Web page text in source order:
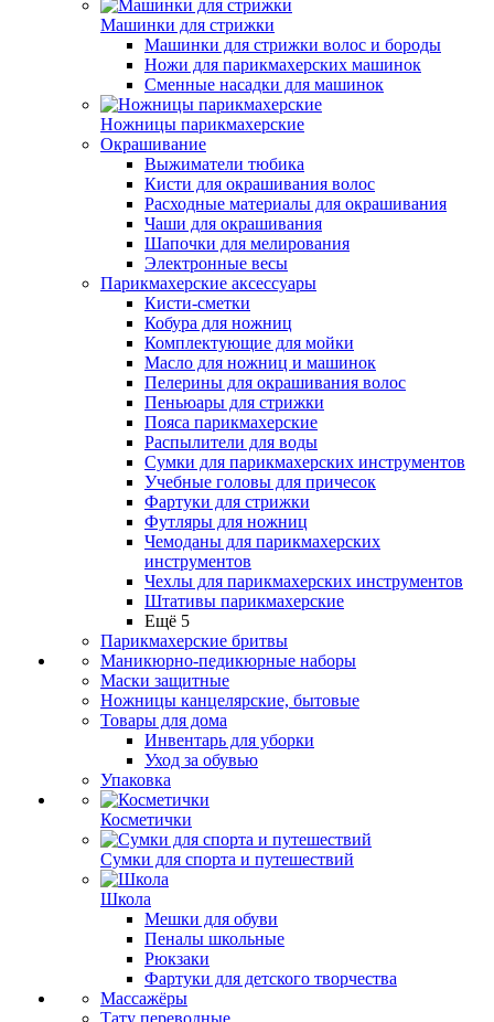
Машинки для стрижки
Машинки для стрижки волос и бороды
Ножи для парикмахерских машинок
Сменные насадки для машинок
Ножницы парикмахерские
Окрашивание
Выжиматели тюбика
Кисти для окрашивания волос
Расходные материалы для окрашивания
Чаши для окрашивания
Шапочки для мелирования
Электронные весы
Парикмахерские аксессуары
Кисти-сметки
Кобура для ножниц
Комплектующие для мойки
Масло для ножниц и машинок
Пелерины для окрашивания волос
Пеньюары для стрижки
Пояса парикмахерские
Распылители для воды
Сумки для парикмахерских инструментов
Учебные головы для причесок
Фартуки для стрижки
Футляры для ножниц
Чемоданы для парикмахерских
инструментов
Чехлы для парикмахерских инструментов
Штативы парикмахерские
Ещё 5
Парикмахерские бритвы
Маникюрно-педикюрные наборы
Маски защитные
Ножницы канцелярские, бытовые
Товары для дома
Инвентарь для уборки
Уход за обувью
Упаковка
Косметички
Сумки для спорта и путешествий
Школа
Мешки для обуви
Пеналы школьные
Рюкзаки
Фартуки для детского творчества
Массажёры
Тату переводные